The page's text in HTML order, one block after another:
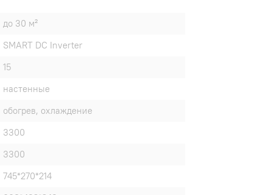
до 30 м²
SMART DC Inverter
15
настенные
обогрев, охлаждение
3300
3300
745*270*214